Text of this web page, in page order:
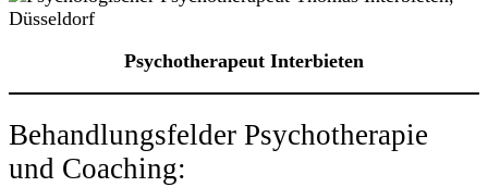
Psychotherapeut Interbieten
Behandlungsfelder Psychotherapie
und Coaching: